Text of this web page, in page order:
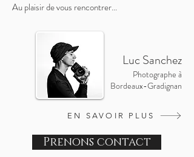
Au plaisir de vous rencontrer...
Luc Sanchez
Photographe à
Bordeaux-Gradignan
EN SAVOIR PLUS
Prenons contact